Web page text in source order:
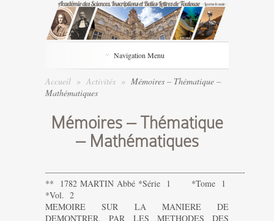
Navigation Menu
Accueil » Activités » Mémoires – Thématique –
Mathématiques
Mémoires – Thématique
– Mathématiques
———————————————————————-
** 1782 MARTIN Abbé *Série 1 *Tome 1
*Vol. 2
MEMOIRE SUR LA MANIERE DE
DEMONTRER, PAR LES METHODES DES